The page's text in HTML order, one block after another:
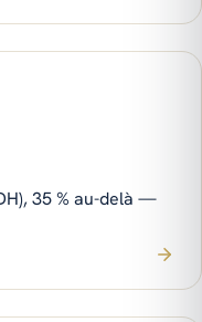
35 % au-delà —